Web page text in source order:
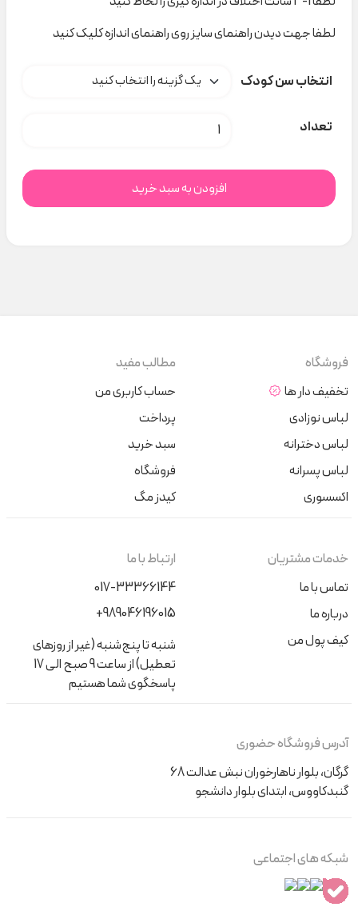
لطفا جهت دیدن راهنمای سایز روی راهنمای اندازه کلیک کنید
انتخاب سن کودک
تعداد سه تیکه میفی ۴۰۷۵ nili کد H000519 عدد
افزودن به سبد خرید
فروشگاه
تخفیف دار ها
لباس نوزادی
لباس دخترانه
لباس پسرانه
اکسسوری
مطالب مفید
حساب کاربری من
پرداخت
سبد خرید
فروشگاه
کیدز مگ
خدمات مشتریان
تماس با ما
درباره ما
کیف پول من
ارتباط با ما
017-33366144
+989046196015
شنبه تا پنج‌شنبه (غیر از روزهای
تعطیل) از ساعت 9 صبح الی 17
پاسخگوی شما هستیم
آدرس فروشگاه حضوری
گرگان، بلوار ناهارخوران نبش عدالت 68
گنبدکاووس، ابتدای بلوار دانشجو
شبکه های اجتماعی